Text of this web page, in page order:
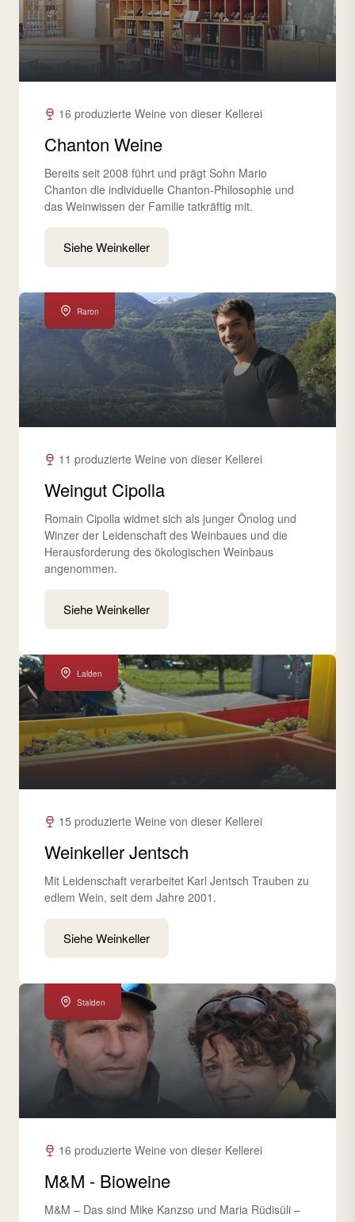
16 produzierte Weine von dieser Kellerei
Chanton Weine
Bereits seit 2008 führt und prägt Sohn Mario
Chanton die individuelle Chanton-Philosophie und
das Weinwissen der Familie tatkräftig mit.
Siehe Weinkeller
Raron
11 produzierte Weine von dieser Kellerei
Weingut Cipolla
Romain Cipolla widmet sich als junger Önolog und
Winzer der Leidenschaft des Weinbaues und die
Herausforderung des ökologischen Weinbaus
angenommen.
Siehe Weinkeller
Lalden
15 produzierte Weine von dieser Kellerei
Weinkeller Jentsch
Mit Leidenschaft verarbeitet Karl Jentsch Trauben zu
edlem Wein, seit dem Jahre 2001.
Siehe Weinkeller
Stalden
16 produzierte Weine von dieser Kellerei
M&M - Bioweine
M&M – Das sind Mike Kanzso und Maria Rüdisüli –